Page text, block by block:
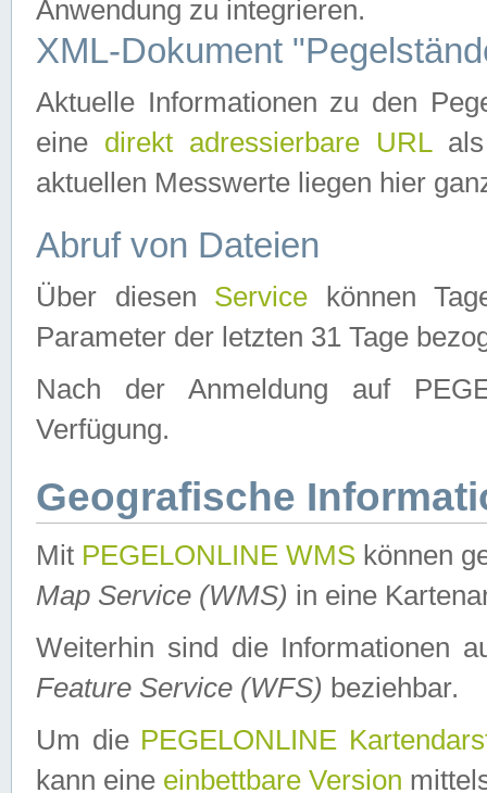
Anwendung zu integrieren.
XML-Dokument
Aktuelle Informationen zu den
eine direkt adressierbare URLals
aktuellen Messwerte liegen hier
Abruf von Dateien
Über diesen Service können
Parameter der letzten 31 Tage
Nach der Anmeldung auf
Verfügung.
Geografische
Mit PEGELONLINE WMS können
Map Service (WMS) in eine
Weiterhin sind die Informationen
Feature Service (WFS) beziehbar.
Um die PEGELONLINE
kann eine einbettbare Version